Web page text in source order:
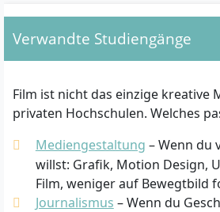
Verwandte Studiengänge
Film ist nicht das einzige kreative
privaten Hochschulen. Welches
Mediengestaltung – Wenn du
willst: Grafik, Motion Design,
Film, weniger auf Bewegtbild
Journalismus – Wenn du